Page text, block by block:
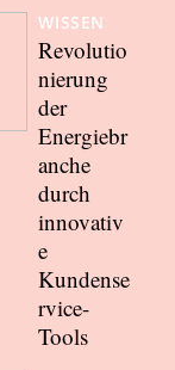
WISSEN
Revolutio
nierung
der
Energiebr
anche
durch
innovativ
e
Kundense
rvice-
Tools